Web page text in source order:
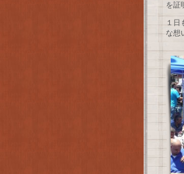
を証
１日
な想